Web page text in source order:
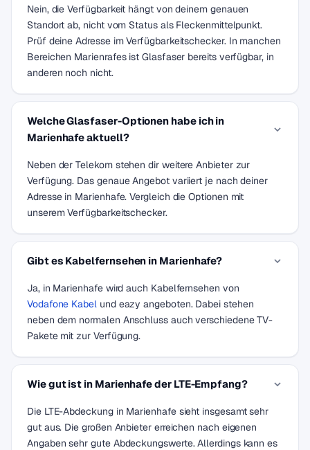
Nein, die Verfügbarkeit hängt von deinem genauen
Standort ab, nicht vom Status als Fleckenmittelpunkt.
Prüf deine Adresse im Verfügbarkeitschecker. In manchen
Bereichen Marienrafes ist Glasfaser bereits verfügbar, in
anderen noch nicht.
Welche Glasfaser-Optionen habe ich in
Marienhafe aktuell?
Neben der Telekom stehen dir weitere Anbieter zur
Verfügung. Das genaue Angebot variiert je nach deiner
Adresse in Marienhafe. Vergleich die Optionen mit
unserem Verfügbarkeitschecker.
Gibt es Kabelfernsehen in Marienhafe?
Ja, in Marienhafe wird auch Kabelfernsehen von
Vodafone Kabelund eazy angeboten. Dabei stehen
neben dem normalen Anschluss auch verschiedene TV-
Pakete mit zur Verfügung.
Wie gut ist in Marienhafe der LTE-Empfang?
Die LTE-Abdeckung in Marienhafe sieht insgesamt sehr
gut aus. Die großen Anbieter erreichen nach eigenen
Angaben sehr gute Abdeckungswerte. Allerdings kann es